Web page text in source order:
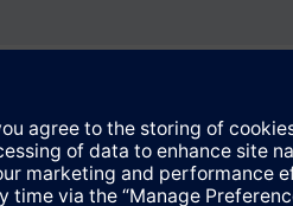
Sie werden zum Produktkatalog